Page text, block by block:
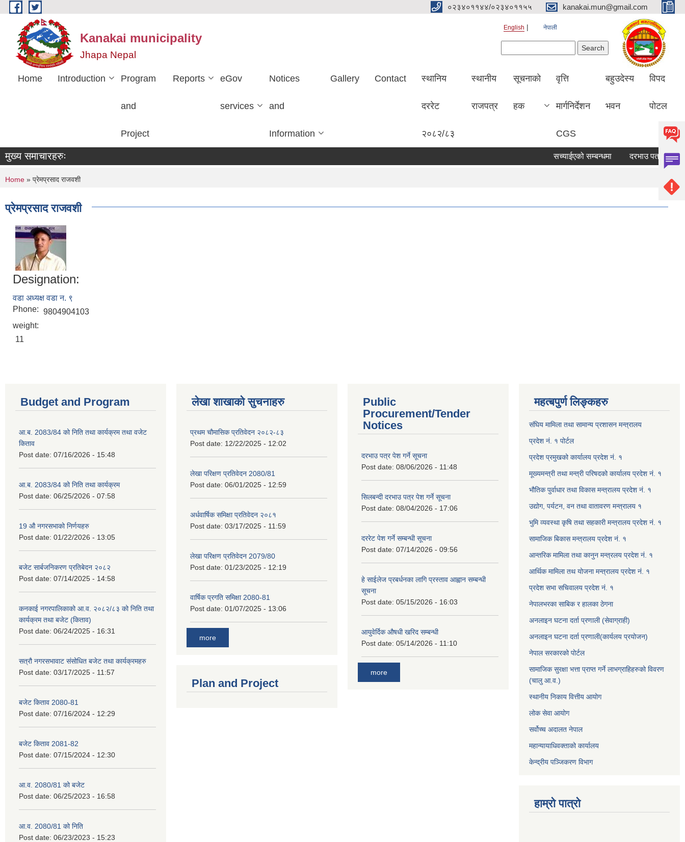
Skip to main content ०२३४०११४४/०२३४०११५५ kanakai.mun@gmail.com
Kanakai municipality
Jhapa Nepal
English नेपाली
Home Introduction Program
and
Project
Reports eGov
services
Notices
and
Information
Gallery Contact स्थानिय
दररेट
२०८२/८३
स्थानीय
राजपत्र
सूचनाको
हक
वृत्ति
मार्गनिर्देशन
CGS
बहुउदेस्य
भवन
विपद
पोटल
मुख्य समाचारहरुः सच्याईएको सम्बन्धमा दरभाउ पत्र पेश गर्ने
You are here
Home » प्रेमप्रसाद राजवशी
प्रेमप्रसाद राजवशी
Designation:
वडा अध्यक्ष वडा न. ९
Phone: 9804904103
weight:
11
Budget and Program
आ.ब. 2083/84 को निति तथा कार्यक्रम तथा वजेट
किताव
Post date: 07/16/2026 - 15:48
आ.ब. 2083/84 को निति तथा कार्यक्रम
Post date: 06/25/2026 - 07:58
19 औ नगरसभाको निर्णयहरु
Post date: 01/22/2026 - 13:05
बजेट सार्बजनिकरण प्रतिबेदन २०८२
Post date: 07/14/2025 - 14:58
कनकाई नगरपालिकाको आ.व. २०८२/८३ को निति तथा
कार्यक्रम तथा बजेट (किताव)
Post date: 06/24/2025 - 16:31
सत्रौ नगरसभावाट संसोधित बजेट तथा कार्यक्रमहरु
Post date: 03/17/2025 - 11:57
बजेट किताव 2080-81
Post date: 07/16/2024 - 12:29
बजेट किताव 2081-82
Post date: 07/15/2024 - 12:30
आ.व. 2080/81 को बजेट
Post date: 06/25/2023 - 16:58
आ.व. 2080/81 को निति
Post date: 06/23/2023 - 15:23
लेखा शाखाको सुचनाहरु
प्रथम चौमासिक प्रतिवेदन २०८२-८३
Post date: 12/22/2025 - 12:02
लेखा परिक्षण प्रतिवेदन 2080/81
Post date: 06/01/2025 - 12:59
अर्धवार्षिक समिक्षा प्रतिवेदन २०८१
Post date: 03/17/2025 - 11:59
लेखा परिक्षण प्रतिवेदन 2079/80
Post date: 01/23/2025 - 12:19
वार्षिक प्रगति समिक्षा 2080-81
Post date: 01/07/2025 - 13:06
more
Plan and Project
Public
Procurement/Tender
Notices
दरभाउ पत्र पेश गर्ने सूचना
Post date: 08/06/2026 - 11:48
सिलबन्दी दरभाउ पत्र पेश गर्ने सूचना
Post date: 08/04/2026 - 17:06
दररेट पेश गर्ने सम्बन्धी सूचना
Post date: 07/14/2026 - 09:56
हे साईलेज प्रबर्धनका लागि प्रस्ताव आह्वान सम्बन्धी
सूचना
Post date: 05/15/2026 - 16:03
आयुवेर्दिक औषधी खरिद सम्बन्धी
Post date: 05/14/2026 - 11:10
more
महत्बपुर्ण लिङ्कहरु
संघिय मामिला तथा सामान्य प्रशासन मन्त्रालय
प्रदेश नं. १ पोर्टल
प्रदेश प्रमुखको कार्यालय प्रदेश नं. १
मूख्यमन्त्री तथा मन्त्री परिषदको कार्यालय प्रदेश नं. १
भौतिक पुर्वाधार तथा विकास मन्त्रालय प्रदेश नं. १
उद्योग, पर्यटन, वन तथा वातावरण मन्त्रालय १
भुमि व्यवस्था कृषि तथा सहकारी मन्त्रालय प्रदेश नं. १
सामाजिक बिकास मन्त्रालय प्रदेश नं. १
आन्तरिक मामिला तथा कानुन मन्त्रलय प्रदेश नं. १
आर्थिक मामिला तथ योजना मन्त्रालय प्रदेश नं. १
प्रदेश सभा सचिवालय प्रदेश नं. १
नेपालभरका साबिक र हालका ठेगना
अनलाइन घटना दर्ता प्रणाली (सेवाग्राही)
अनलाइन घटना दर्ता प्रणाली(कार्यलय प्रयोजन)
नेपाल सरकारको पोर्टल
सामाजिक सुरक्षा भत्ता प्राप्त गर्ने लाभग्राहिहरुको विवरण
(चालु आ.व.)
स्थानीय निकाय वित्तीय आयोग
लोक सेवा आयोग
सर्वोच्च अदालत नेपाल
महान्यायाधिवक्ताको कार्यालय
केन्द्रीय पञ्जिकरण विभाग
हाम्रो पात्रो